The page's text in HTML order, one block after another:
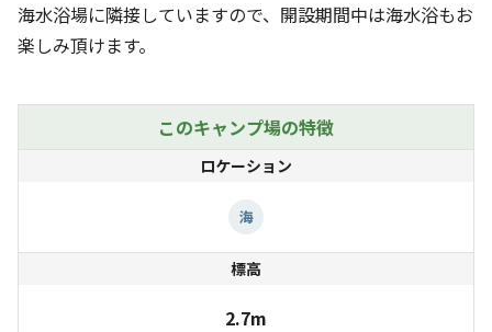
海水浴場に隣接していますので、開設期間中は海水浴もお
楽しみ頂けます。
このキャンプ場の特徴
ロケーション
海
標高
2.7m